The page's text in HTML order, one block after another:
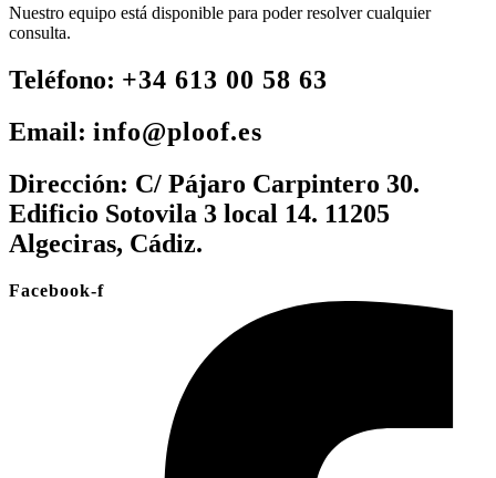
Nuestro equipo está disponible para poder resolver cualquier
consulta.
Teléfono: +34 613 00 58 63
Email: info@ploof.es
Dirección: C/ Pájaro Carpintero 30.
Edificio Sotovila 3 local 14. 11205
Algeciras, Cádiz.
Facebook-f